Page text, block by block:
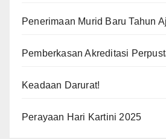
Penerimaan Murid Baru Tahun
Pemberkasan Akreditasi
Keadaan Darurat!
Perayaan Hari Kartini 2025